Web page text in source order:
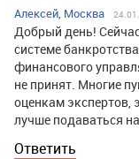
Алексей, Москва
Добрый день!
системе
финансового
не принят. Многие
оценкам экспертов,
лучше подаваться
Ответить